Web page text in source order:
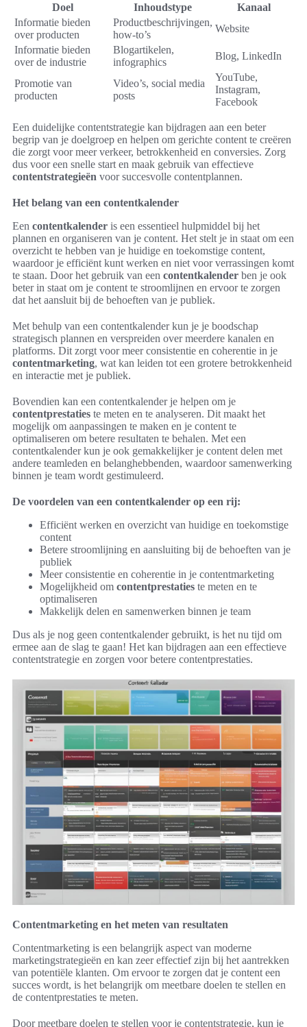
Doel Inhoudstype
Kanaal
Informatie bieden
over producten
Productbeschrijvingen,
how-to’s
Website
Informatie bieden
over de industrie
Blogartikelen,
infographics
Blog, LinkedIn
Promotie van
producten
Video’s, social media
posts
YouTube,
Instagram,
Facebook
Een duidelijke contentstrategie kan bijdragen aan een beter
begrip van je doelgroep en helpen om gerichte content te creëren
die zorgt voor meer verkeer, betrokkenheid en conversies. Zorg
dus voor een snelle start en maak gebruik van effectieve
contentstrategieën voor succesvolle contentplannen.
Het belang van een contentkalender
Een contentkalender is een essentieel hulpmiddel bij het
plannen en organiseren van je content. Het stelt je in staat om een
overzicht te hebben van je huidige en toekomstige content,
waardoor je efficiënt kunt werken en niet voor verrassingen komt
te staan. Door het gebruik van een contentkalender ben je ook
beter in staat om je content te stroomlijnen en ervoor te zorgen
dat het aansluit bij de behoeften van je publiek.
Met behulp van een contentkalender kun je je boodschap
strategisch plannen en verspreiden over meerdere kanalen en
platforms. Dit zorgt voor meer consistentie en coherentie in je
contentmarketing, wat kan leiden tot een grotere betrokkenheid
en interactie met je publiek.
Bovendien kan een contentkalender je helpen om je
contentprestaties te meten en te analyseren. Dit maakt het
mogelijk om aanpassingen te maken en je content te
optimaliseren om betere resultaten te behalen. Met een
contentkalender kun je ook gemakkelijker je content delen met
andere teamleden en belanghebbenden, waardoor samenwerking
binnen je team wordt gestimuleerd.
De voordelen van een contentkalender op een rij:
Efficiënt werken en overzicht van huidige en toekomstige
content
Betere stroomlijning en aansluiting bij de behoeften van je
publiek
Meer consistentie en coherentie in je contentmarketing
Mogelijkheid om contentprestaties te meten en te
optimaliseren
Makkelijk delen en samenwerken binnen je team
Dus als je nog geen contentkalender gebruikt, is het nu tijd om
ermee aan de slag te gaan! Het kan bijdragen aan een effectieve
contentstrategie en zorgen voor betere contentprestaties.
Contentmarketing en het meten van resultaten
Contentmarketing is een belangrijk aspect van moderne
marketingstrategieën en kan zeer effectief zijn bij het aantrekken
van potentiële klanten. Om ervoor te zorgen dat je content een
succes wordt, is het belangrijk om meetbare doelen te stellen en
de contentprestaties te meten.
Door meetbare doelen te stellen voor je contentstrategie, kun je